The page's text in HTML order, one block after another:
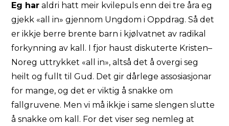
Eg har aldri hatt meir kvilepuls enn dei tre åra eg
gjekk «all in» gjennom Ungdom i Oppdrag. Så det
er ikkje berre brente barn i kjølvatnet av radikal
forkynning av kall. I fjor haust diskuterte Kristen–
Noreg uttrykket «all in», altså det å overgi seg
heilt og fullt til Gud. Det gir dårlege assosiasjonar
for mange, og det er viktig å snakke om
fallgruvene. Men vi må ikkje i same slengen slutte
å snakke om kall. For det viser seg nemleg at